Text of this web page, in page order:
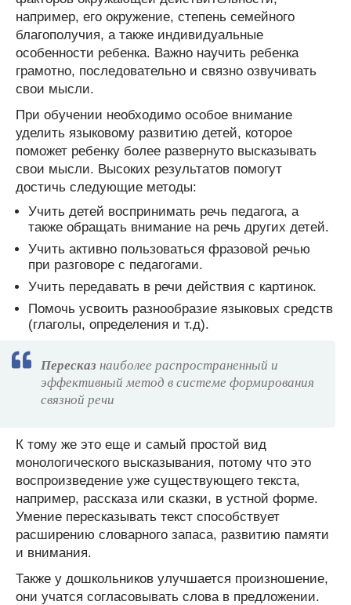
например, его окружение, степень семейного
благополучия, а также индивидуальные
особенности ребенка. Важно научить ребенка
грамотно, последовательно и связно озвучивать
свои мысли.
При обучении необходимо особое внимание
уделить языковому развитию детей, которое
поможет ребенку более развернуто высказывать
свои мысли. Высоких результатов помогут
достичь следующие методы:
Учить детей воспринимать речь педагога, а
также обращать внимание на речь других детей.
Учить активно пользоваться фразовой речью
при разговоре с педагогами.
Учить передавать в речи действия с картинок.
Помочь усвоить разнообразие языковых средств
(глаголы, определения и т.д).
Пересказ наиболее распространенный и
эффективный метод в системе формирования
связной речи
К тому же это еще и самый простой вид
монологического высказывания, потому что это
воспроизведение уже существующего текста,
например, рассказа или сказки, в устной форме.
Умение пересказывать текст способствует
расширению словарного запаса, развитию памяти
и внимания.
Также у дошкольников улучшается произношение,
они учатся согласовывать слова в предложении.